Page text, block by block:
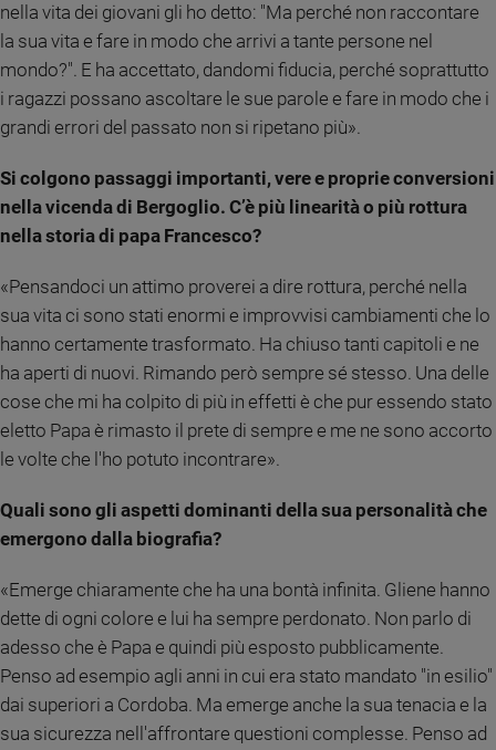
Scuola
e
giovani
Adolescenza
Bioetica
Vai
Riflessioni
Foto
Video
Podcast
Privacy
Policy
Chi
nella vita dei giovani gli ho detto: "Ma perché non raccontare
la sua vita e fare in modo che arrivi a tante persone nel
mondo?". E ha accettato, dandomi fiducia, perché soprattutto
i ragazzi possano ascoltare le sue parole e fare in modo che i
grandi errori del passato non si ripetano più».
Si colgono passaggi importanti, vere e proprie conversioni
nella vicenda di Bergoglio. C’è più linearità o più rottura
nella storia di papa Francesco?
«Pensandoci un attimo proverei a dire rottura, perché nella
sua vita ci sono stati enormi e improvvisi cambiamenti che lo
hanno certamente trasformato. Ha chiuso tanti capitoli e ne
ha aperti di nuovi. Rimando però sempre sé stesso. Una delle
cose che mi ha colpito di più in effetti è che pur essendo stato
eletto Papa è rimasto il prete di sempre e me ne sono accorto
le volte che l'ho potuto incontrare».
Quali sono gli aspetti dominanti della sua personalità che
emergono dalla biografia?
«Emerge chiaramente che ha una bontà infinita. Gliene hanno
dette di ogni colore e lui ha sempre perdonato. Non parlo di
adesso che è Papa e quindi più esposto pubblicamente.
Penso ad esempio agli anni in cui era stato mandato "in esilio"
dai superiori a Cordoba. Ma emerge anche la sua tenacia e la
sua sicurezza nell'affrontare questioni complesse. Penso ad